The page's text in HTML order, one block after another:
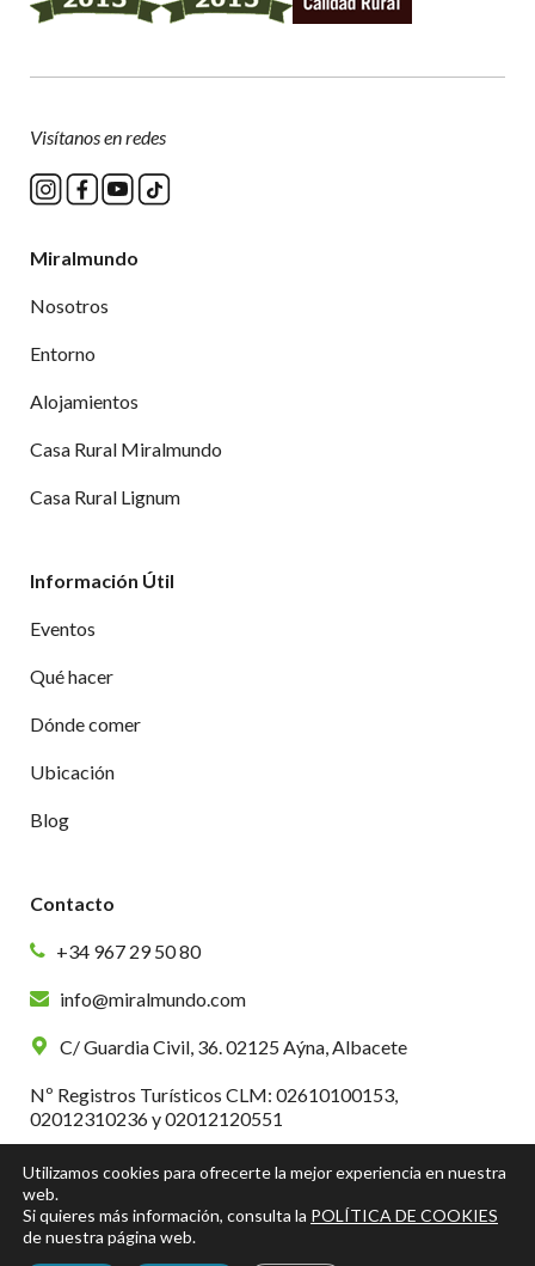
Visítanos en redes
Miralmundo
Nosotros
Entorno
Alojamientos
Casa Rural Miralmundo
Casa Rural Lignum
Información Útil
Eventos
Qué hacer
Dónde comer
Ubicación
Blog
Contacto
+34 967 29 50 80
info@miralmundo.com
C/ Guardia Civil, 36. 02125 Aýna, Albacete
Nº Registros Turísticos CLM: 02610100153,
02012310236 y 02012120551
Utilizamos cookies para ofrecerte la mejor experiencia en nuestra
web.
Si quieres más información, consulta la POLÍTICA DE COOKIES
de nuestra página web.